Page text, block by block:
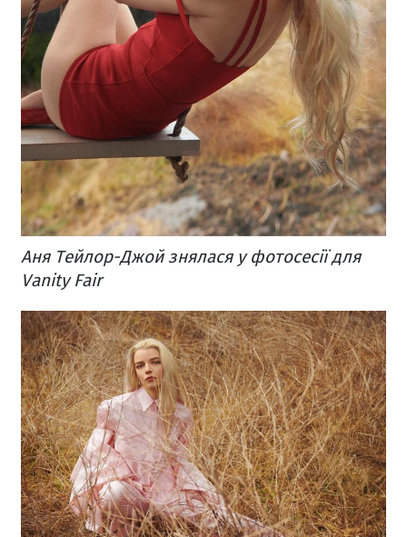
Аня Тейлор-Джой знялася у фотосесії для
Vanity Fair